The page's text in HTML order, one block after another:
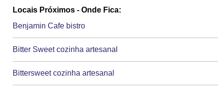
Locais Próximos - Onde Fica:
Benjamin Cafe bistro
Bitter Sweet cozinha artesanal
Bittersweet cozinha artesanal